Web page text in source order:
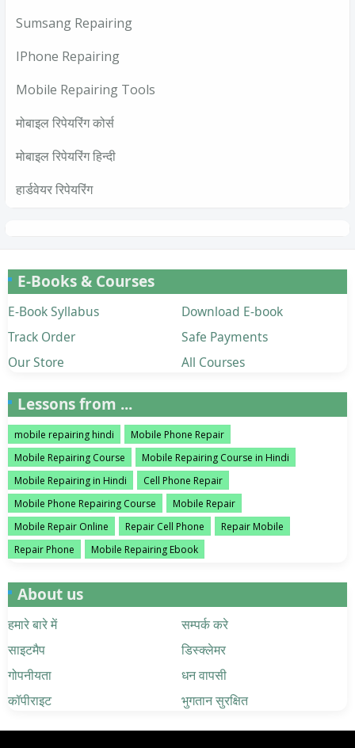
Sumsang Repairing
IPhone Repairing
Mobile Repairing Tools
मोबाइल रिपेयरिंग कोर्स
मोबाइल रिपेयरिंग हिन्दी
हार्डवेयर रिपेयरिंग
E-Books & Courses
E-Book Syllabus
Download E-book
Track Order
Safe Payments
Our Store
All Courses
Lessons from ...
mobile repairing hindi
Mobile Phone Repair
Mobile Repairing Course
Mobile Repairing Course in Hindi
Mobile Repairing in Hindi
Cell Phone Repair
Mobile Phone Repairing Course
Mobile Repair
Mobile Repair Online
Repair Cell Phone
Repair Mobile
Repair Phone
Mobile Repairing Ebook
About us
हमारे बारे में
सम्पर्क करे
साइटमैप
डिस्क्लेमर
गोपनीयता
धन वापसी
कॉपीराइट
भुगतान सुरक्षित